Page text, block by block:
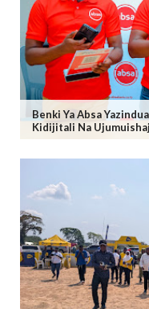
Benki Ya Absa
Kidijitali Na